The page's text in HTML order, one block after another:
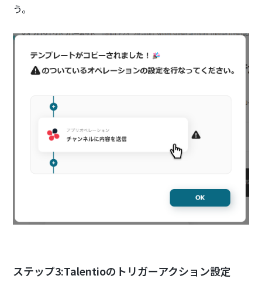
う。
ステップ3:Talentioのトリガーアクション設定